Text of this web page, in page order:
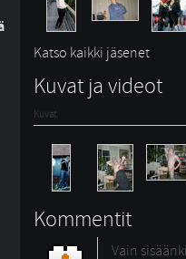
Katso kaikki jäsenet
Kuvat ja videot
Kuvat
Kommentit
Vain